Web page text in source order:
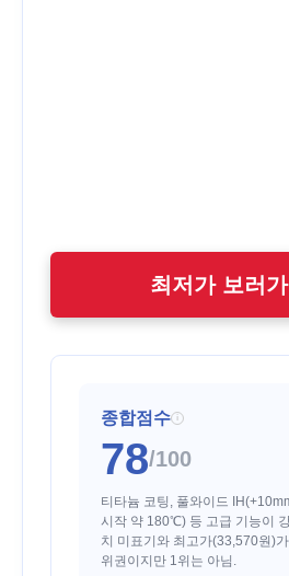
최저가 보러가
종합점수 i
78/100
티타늄 코팅, 풀와이드
시작 약 180℃) 등 고급 기능이
치 미표기와 최고가(33,570원)
위권이지만 1위는 아님.